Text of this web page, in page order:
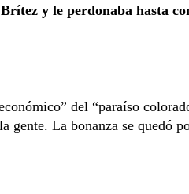
y le perdonaba hasta
del “paraíso
gente. La bonanza se quedó